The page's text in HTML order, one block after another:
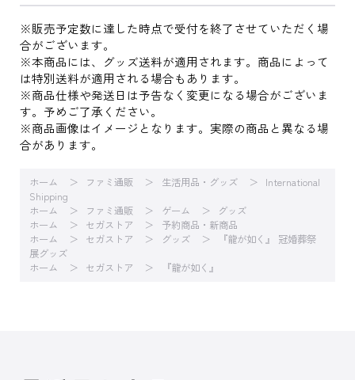
※販売予定数に達した時点で受付を終了させていただく場
合がございます。
※本商品には、グッズ送料が適用されます。商品によって
は特別送料が適用される場合もあります。
※商品仕様や発送日は予告なく変更になる場合がございま
す。予めご了承ください。
※商品画像はイメージとなります。実際の商品と異なる場
合があります。
ホーム ファミ通販 生活用品・グッズ
International
Shipping
ホーム
ファミ通販 ゲーム
グッズ
ホーム
セガストア
予約商品・新商品
ホーム
セガストア グッズ
『龍が如く』 冠婚葬祭
展グッズ
ホーム
セガストア 『龍が如く』